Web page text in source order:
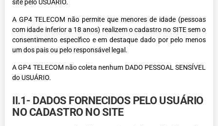
site pelo USUÁRIO.
A GP4 TELECOM não permite que menores de idade (pessoas
com idade inferior a 18 anos) realizem o cadastro no SITE sem o
consentimento específico e em destaque dado por pelo menos
um dos pais ou pelo responsável legal.
A GP4 TELECOM não coleta nenhum DADO PESSOAL SENSÍVEL
do USUÁRIO.
II.1- DADOS FORNECIDOS PELO USUÁRIO
NO CADASTRO NO SITE